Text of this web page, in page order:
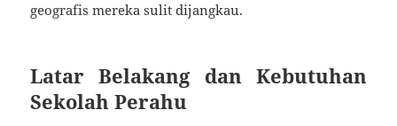
geografis mereka sulit dijangkau.
Latar Belakang dan Kebutuhan
Sekolah Perahu